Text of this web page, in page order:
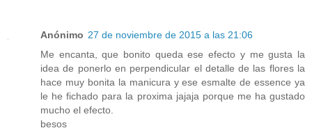
Anónimo 27 de noviembre de 2015 a las 21:06
Me encanta, que bonito queda ese efecto y me gusta la
idea de ponerlo en perpendicular el detalle de las flores la
hace muy bonita la manicura y ese esmalte de essence ya
le he fichado para la proxima jajaja porque me ha gustado
mucho el efecto.
besos